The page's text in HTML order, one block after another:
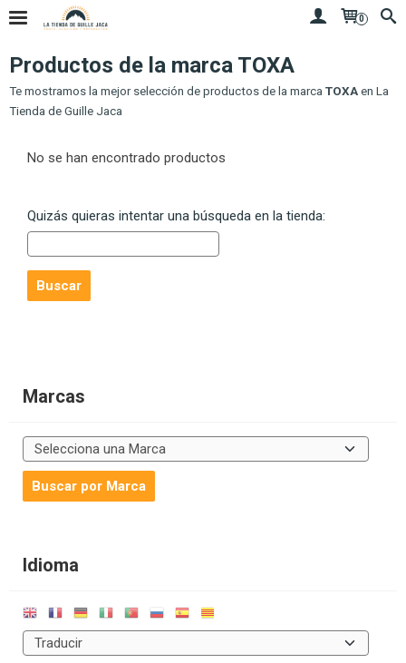
0
Marcas
Idioma
Productos de la marca TOXA
Te mostramos la mejor selección de productos de la marca TOXAen La
Tienda de Guille Jaca
No se han encontrado productos
Quizás quieras intentar una búsqueda en la tienda: